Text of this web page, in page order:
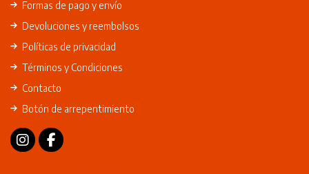
Formas de pago y envío
Devoluciones y reembolsos
Políticas de privacidad
Términos y Condiciones
Contacto
Botón de arrepentimiento